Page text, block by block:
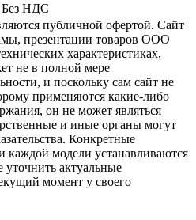
Без НДС
публичной офертой. Сайт
презентации товаров ООО
характеристиках,
не в полной мере
и поскольку сам сайт не
применяются какие-либо
он не может являться
и иные органы могут
Конкретные
каждой модели устанавливаются
актуальные
момент у своего